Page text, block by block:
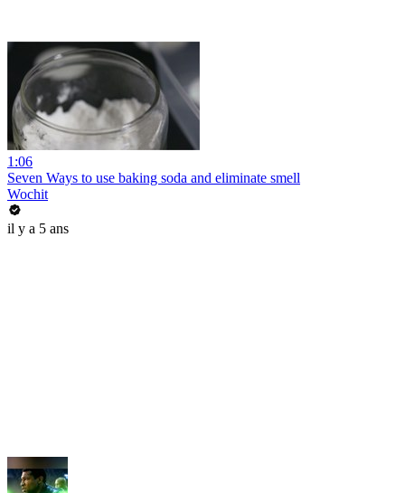
1:06
Seven Ways to use baking soda and eliminate smell
Wochit
il y a 5 ans